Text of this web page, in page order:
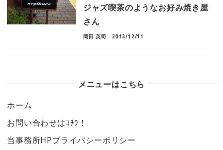
ジャズ喫茶のようなお好み焼き屋
さん
岡田 英司 2013/12/11
メニューはこちら
ホーム
お問い合わせはｺﾁﾗ！
当事務所HPプライバシーポリシー